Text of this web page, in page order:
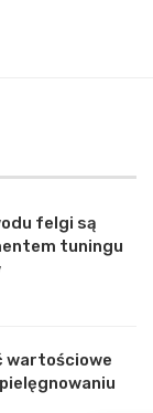
felgi są
tuningu
wartościowe